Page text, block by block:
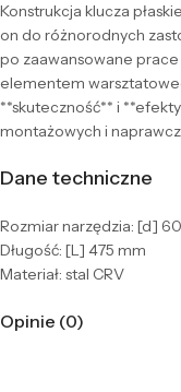
Konstrukcja klucza
on do różnorodnych
po zaawansowane
elementem
**skuteczność** i
montażowych i
Dane techniczne
Rozmiar narzędzia: [d]
Długość: [L] 475 mm
Materiał: stal CRV
Opinie (0)